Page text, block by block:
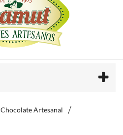
Chocolate Artesanal